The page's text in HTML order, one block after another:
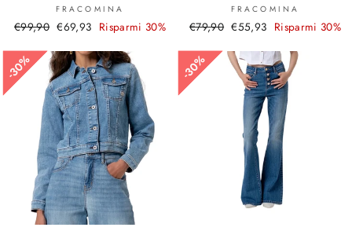
FRACOMINA
Prezzo
listino
€99,90 Prezzo
€69,93 Risparmi 30%
FRACOMINA
Prezzo
listino
€79,90 Prezzo
€55,93 Risparmi 30%
30%
30% 30%
30%